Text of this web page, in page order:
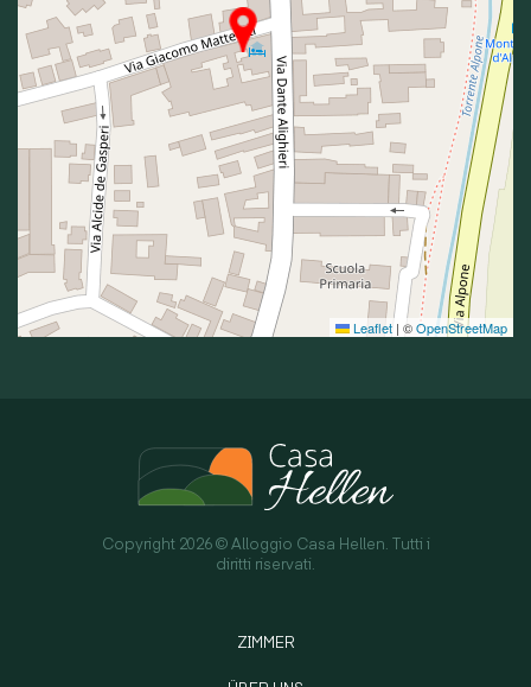
Leaflet | ©OpenStreetMap
Copyright 2026 © Alloggio Casa Hellen. Tutti i
diritti riservati.
ZIMMER